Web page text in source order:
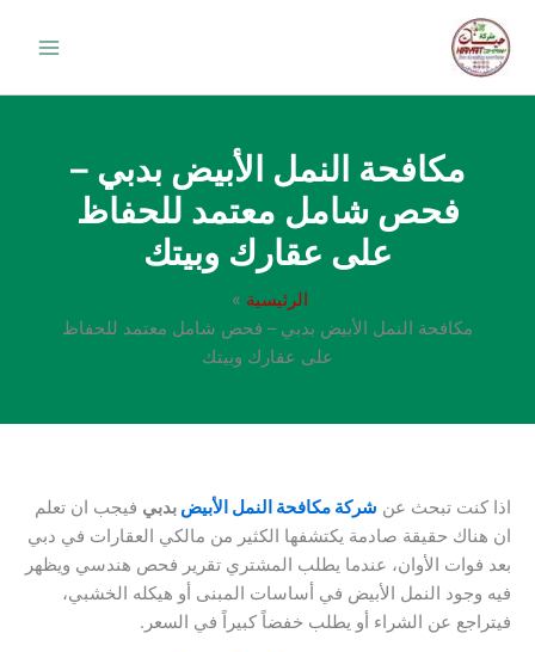
إلى
المحتوى
مكافحة النمل الأبيض بدبي –
فحص شامل معتمد للحفاظ
على عقارك وبيتك
الرئيسية
مكافحة النمل الأبيض بدبي – فحص شامل معتمد للحفاظ
على عقارك وبيتك
اذا كنت تبحث عن شركة مكافحة النمل الأبيض بدبي فيجب ان تعلم
ان هناك حقيقة صادمة يكتشفها الكثير من مالكي العقارات في دبي
بعد فوات الأوان، عندما يطلب المشتري تقرير فحص هندسي ويظهر
فيه وجود النمل الأبيض في أساسات المبنى أو هيكله الخشبي،
فيتراجع عن الشراء أو يطلب خفضاً كبيراً في السعر.